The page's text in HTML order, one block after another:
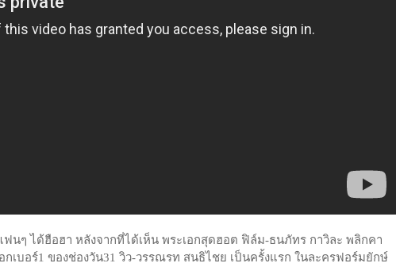
นๆ ได้ฮือฮา หลังจากที่ได้เห็น พระเอกสุดฮอต ฟิล์ม-ธนภัทร กาวิละ พลิกคา
เบอร์1 ของช่องวัน31 วิว-วรรณรท สนธิไชย เป็นครั้งแรก ในละครฟอร์มยักษ์